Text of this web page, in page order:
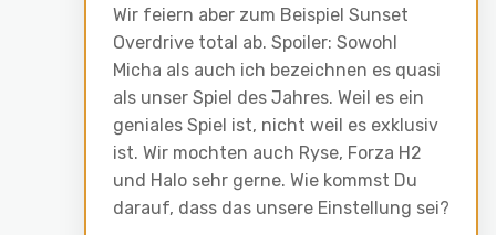
Wir feiern aber zum Beispiel Sunset
Overdrive total ab. Spoiler: Sowohl
Micha als auch ich bezeichnen es quasi
als unser Spiel des Jahres. Weil es ein
geniales Spiel ist, nicht weil es exklusiv
ist. Wir mochten auch Ryse, Forza H2
und Halo sehr gerne. Wie kommst Du
darauf, dass das unsere Einstellung sei?